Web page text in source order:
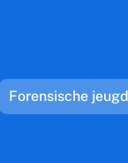
Forensische